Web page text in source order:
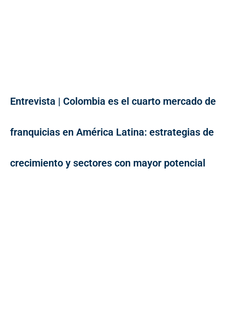
Entrevista | Colombia es el cuarto mercado de
franquicias en América Latina: estrategias de
crecimiento y sectores con mayor potencial